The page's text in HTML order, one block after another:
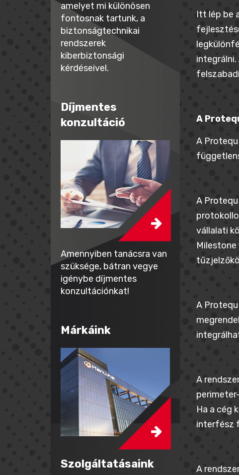
amelyet mi különösen
fontosnak tartunk, a
biztonságtechnikai
rendszerek
kiberbiztonsági
kérdéseivel.
Díjmentes
konzultáció
Amennyiben tanácsra van
szüksége, bátran vegye
igénybe díjmentes
konzultációnkat!
Márkáink
Szolgáltatásaink
Itt lép be
A
A
A
vállalati
A
A
Ha a cég
interfész
A